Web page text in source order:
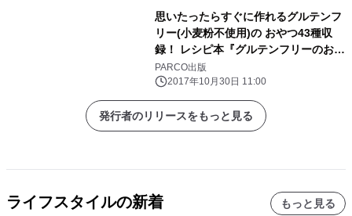
思いたったらすぐに作れるグルテンフ
リー(小麦粉不使用)の おやつ43種収
録！ レシピ本『グルテンフリーのおや
つ』発売
PARCO出版
2017年10月30日 11:00
発行者のリリースをもっと見る
ライフスタイルの新着 もっと見る